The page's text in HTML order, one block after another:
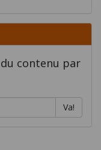
contenu par
Va!